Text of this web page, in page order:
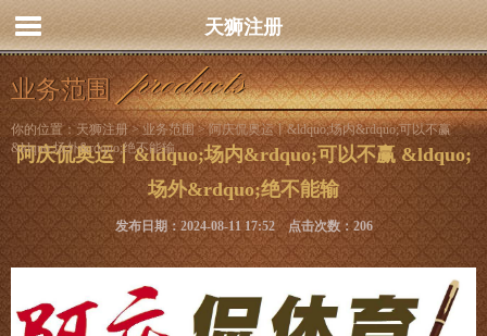
天狮注册
业务范围
你的位置：天狮注册>业务范围> 阿庆侃奥运丨&ldquo;场内&rdquo;可以不赢
&ldquo;场外&rdquo;绝不能输
阿庆侃奥运丨&ldquo;场内&rdquo;可以不赢 &ldquo;
场外&rdquo;绝不能输
发布日期：2024-08-11 17:52 点击次数：206